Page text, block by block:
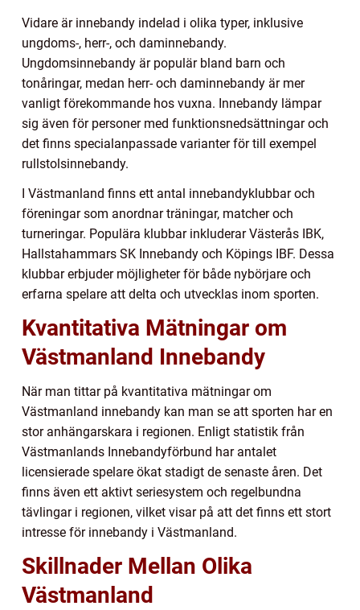
Vidare är innebandy indelad i olika typer, inklusive
ungdoms-, herr-, och daminnebandy.
Ungdomsinnebandy är populär bland barn och
tonåringar, medan herr- och daminnebandy är mer
vanligt förekommande hos vuxna. Innebandy lämpar
sig även för personer med funktionsnedsättningar och
det finns specialanpassade varianter för till exempel
rullstolsinnebandy.
I Västmanland finns ett antal innebandyklubbar och
föreningar som anordnar träningar, matcher och
turneringar. Populära klubbar inkluderar Västerås IBK,
Hallstahammars SK Innebandy och Köpings IBF. Dessa
klubbar erbjuder möjligheter för både nybörjare och
erfarna spelare att delta och utvecklas inom sporten.
Kvantitativa Mätningar om
Västmanland Innebandy
När man tittar på kvantitativa mätningar om
Västmanland innebandy kan man se att sporten har en
stor anhängarskara i regionen. Enligt statistik från
Västmanlands Innebandyförbund har antalet
licensierade spelare ökat stadigt de senaste åren. Det
finns även ett aktivt seriesystem och regelbundna
tävlingar i regionen, vilket visar på att det finns ett stort
intresse för innebandy i Västmanland.
Skillnader Mellan Olika
Västmanland